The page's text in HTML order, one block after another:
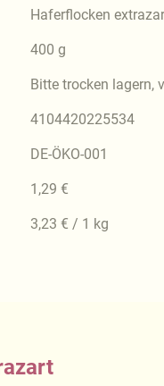
Haferflocken
400 g
Bitte trocken lagern,
4104420225534
DE-ÖKO-001
1,29 €
3,23 € / 1 kg